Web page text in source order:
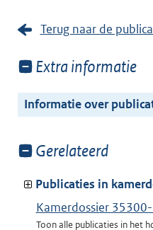
Terug naar de
Toon
van:
Extra informatie
Informatie over
Toon
van:
Gerelateerd
Publicaties in
Kamerdossier
Toon alle publicaties in het